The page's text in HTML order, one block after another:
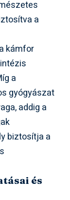
a
kámfor
a
gyógyászat
addig a
biztosítja a
és